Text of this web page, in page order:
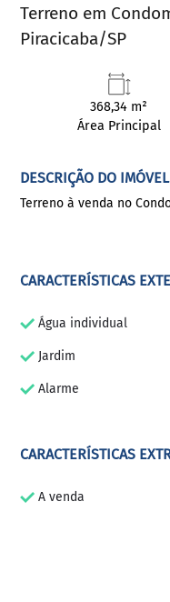
Terreno em
Piracicaba/SP
368,34 m²
Área Principal
DESCRIÇÃO DO IMÓVEL
Terreno à venda no
CARACTERÍSTICAS
Água individual
Jardim
Alarme
CARACTERÍSTICAS
A venda